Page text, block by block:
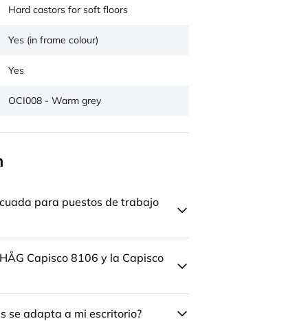
Hard castors for soft floors
Yes (in frame colour)
Yes
OCI008 - Warm grey
para puestos de trabajo
Capisco 8106 y la Capisco
se adapta a mi escritorio?